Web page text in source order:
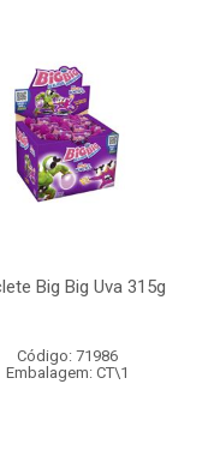
Big Big Uva 315g
Código: 71986
Embalagem: CT\1